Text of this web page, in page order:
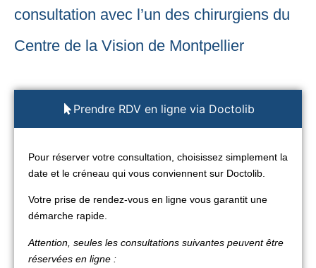
consultation avec l’un des chirurgiens du
Centre de la Vision de Montpellier
Prendre RDV en ligne via Doctolib
Pour réserver votre consultation, choisissez simplement la
date et le créneau qui vous conviennent sur Doctolib.
Votre prise de rendez-vous en ligne vous garantit une
démarche rapide.
Attention, seules les consultations suivantes peuvent être
réservées en ligne :